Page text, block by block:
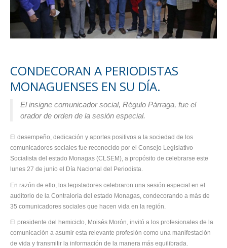
CONDECORAN A PERIODISTAS
MONAGUENSES EN SU DÍA.
El insigne comunicador social, Régulo Párraga, fue el
orador de orden de la sesión especial.
El desempeño, dedicación y aportes positivos a la sociedad de los
comunicadores sociales fue reconocido por el Consejo Legislativo
Socialista del estado Monagas (CLSEM), a propósito de celebrarse este
lunes 27 de junio el Día Nacional del Periodista.
En razón de ello, los legisladores celebraron una sesión especial en el
auditorio de la Contraloría del estado Monagas, condecorando a más de
35 comunicadores sociales que hacen vida en la región.
El presidente del hemiciclo, Moisés Morón, invitó a los profesionales de la
comunicación a asumir esta relevante profesión como una manifestación
de vida y transmitir la información de la manera más equilibrada.